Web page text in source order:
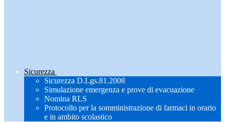
Sicurezza
Sicurezza D.Lgs.81.2008
Simulazione emergenza e prove di evacuazione
Nomina RLS
Protocollo per la somministrazione di farmaci in orario
e in ambito scolastico